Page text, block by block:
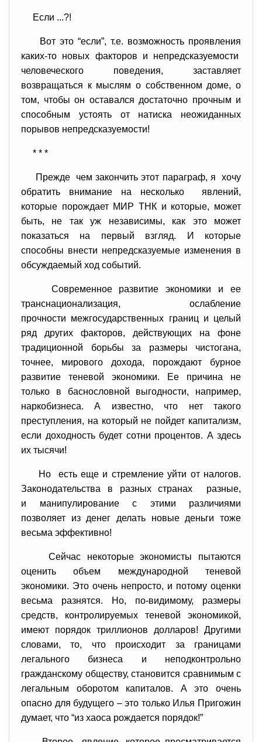
Если ...?!
Вот это “если”, т.е. возможность проявления
каких-то новых факторов и непредсказуемости
человеческого поведения, заставляет
возвращаться к мыслям о собственном доме, о
том, чтобы он оставался достаточно прочным и
способным устоять от натиска неожиданных
порывов непредсказуемости!
* * *
Прежде чем закончить этот параграф, я хочу
обратить внимание на несколько явлений,
которые порождает МИР ТНК и которые, может
быть, не так уж независимы, как это может
показаться на первый взгляд. И которые
способны внести непредсказуемые изменения в
обсуждаемый ход событий.
Современное развитие экономики и ее
транснационализация, ослабление
прочности межгосударственных границ и целый
ряд других факторов, действующих на фоне
традиционной борьбы за размеры чистогана,
точнее, мирового дохода, порождают бурное
развитие теневой экономики. Ее причина не
только в баснословной выгодности, например,
наркобизнеса. А известно, что нет такого
преступления, на который не пойдет капитализм,
если доходность будет сотни процентов. А здесь
их тысячи!
Но есть еще и стремление уйти от налогов.
Законодательства в разных странах разные,
и манипулирование с этими различиями
позволяет из денег делать новые деньги тоже
весьма эффективно!
Сейчас некоторые экономисты пытаются
оценить объем международной теневой
экономики. Это очень непросто, и потому оценки
весьма разнятся. Но, по-видимому, размеры
средств, контролируемых теневой экономикой,
имеют порядок триллионов долларов! Другими
словами, то, что происходит за границами
легального бизнеса и неподконтрольно
гражданскому обществу, становится сравнимым с
легальным оборотом капиталов. А это очень
опасно для будущего – это только Илья Пригожин
думает, что “из хаоса рождается порядок!”